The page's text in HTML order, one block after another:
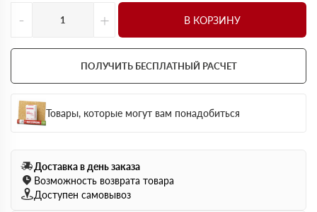
- + В КОРЗИНУ
ПОЛУЧИТЬ БЕСПЛАТНЫЙ РАСЧЕТ
Товары, которые могут вам понадобиться
Доставка в день заказа
Возможность возврата товара
Доступен самовывоз